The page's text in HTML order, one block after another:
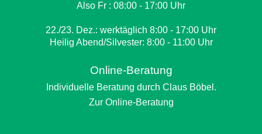
Also Fr : 08:00 - 17:00 Uhr
22./23. Dez.: werktäglich 8:00 - 17:00 Uhr
Heilig Abend/Silvester: 8:00 - 11:00 Uhr
Online-Beratung
Individuelle Beratung durch Claus Böbel.
Zur Online-Beratung